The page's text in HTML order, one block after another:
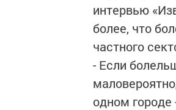
интервью
более, что
частного
- Если
одном городе